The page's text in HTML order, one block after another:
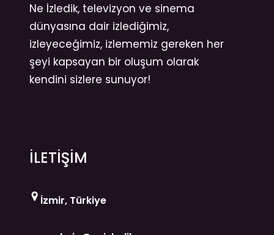
Ne İzledik, televizyon ve sinema
dünyasına dair izlediğimiz,
izleyeceğimiz, izlememiz gereken her
şeyi kapsayan bir oluşum olarak
kendini sizlere sunuyor!
İLETİŞİM
İzmir, Türkiye